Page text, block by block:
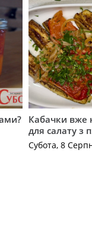
Кабачки вже
для салату з
Субота, 8